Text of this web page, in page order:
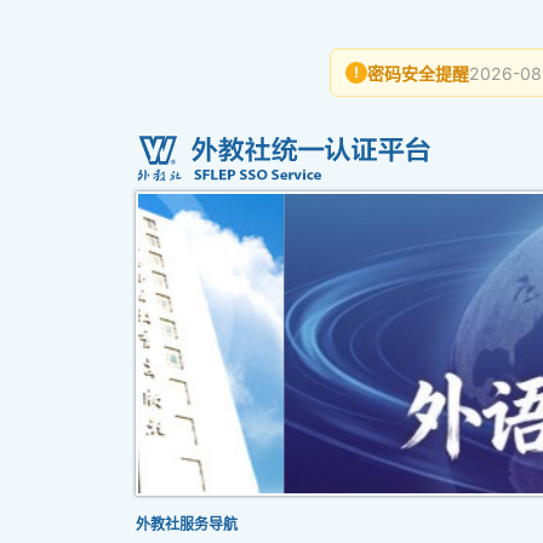
! 密码安全提醒2026-
外教社服务导航